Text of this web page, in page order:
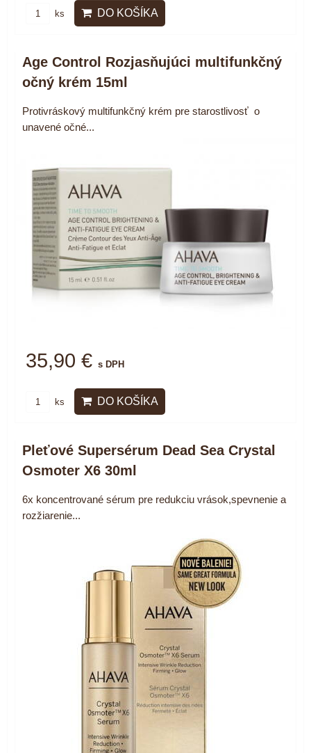
ks DO KOŠÍKA
Age Control Rozjasňujúci multifunkčný
očný krém 15ml
Protivráskový multifunkčný krém pre starostlivosť o
unavené očné...
35,90 € s DPH
ks DO KOŠÍKA
Pleťové Supersérum Dead Sea Crystal
Osmoter X6 30ml
6x koncentrované sérum pre redukciu vrások,spevnenie a
rozžiarenie...